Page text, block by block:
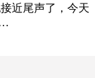
近尾声了，今天
…